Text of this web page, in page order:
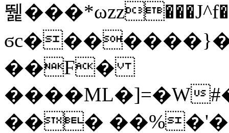
뛡
��F�
����ML�]=�W
���